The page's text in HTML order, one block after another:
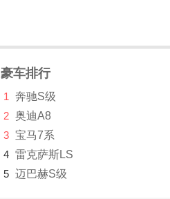
豪车排行
1 奔驰S级
2 奥迪A8
3 宝马7系
4 雷克萨斯LS
5 迈巴赫S级